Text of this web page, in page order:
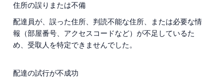
住所の誤りまたは不備
配達員が、誤った住所、判読不能な住所、または必要な情
報（部屋番号、アクセスコードなど）が不足しているた
め、受取人を特定できませんでした。
配達の試行が不成功